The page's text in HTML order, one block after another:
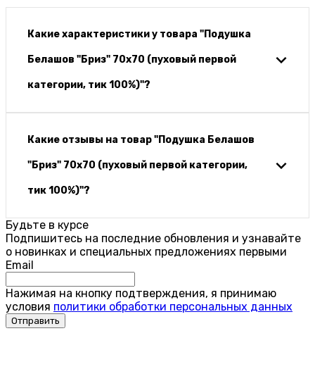
Какие характеристики у товара "Подушка
Белашов "Бриз" 70х70 (пуховый первой
категории, тик 100%)"?
Какие отзывы на товар "Подушка Белашов
"Бриз" 70х70 (пуховый первой категории,
тик 100%)"?
Будьте в курсе
Подпишитесь на последние обновления и узнавайте
о новинках и специальных предложениях первыми
Email
Нажимая на кнопку подтверждения, я принимаю
условия политики обработки персональных данных